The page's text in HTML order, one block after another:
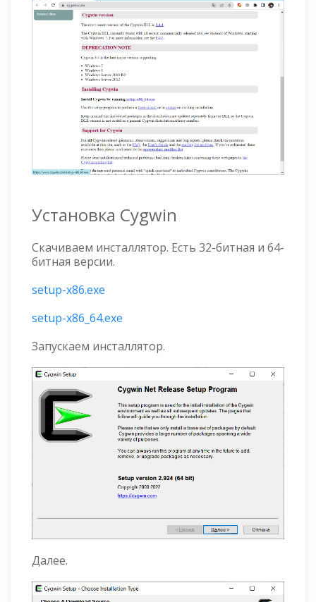
Установка Cygwin
Скачиваем инсталлятор. Есть 32-битная и 64-
битная версии.
setup-x86.exe
setup-x86_64.exe
Запускаем инсталлятор.
Далее.